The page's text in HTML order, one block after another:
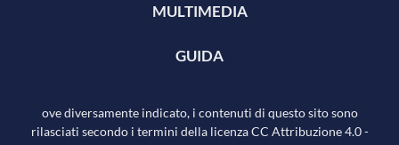
MULTIMEDIA
GUIDA
ove diversamente indicato, i contenuti di questo sito sono
rilasciati secondo i termini della licenza CC Attribuzione 4.0-